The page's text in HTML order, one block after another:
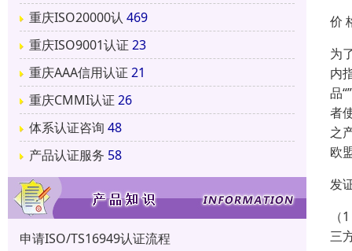
重庆ISO20000认 469
重庆ISO9001认证 23
重庆AAA信用认证 21
重庆CMMI认证 26
体系认证咨询 48
产品认证服务 58
申请ISO/TS16949认证流程
价
为
内
品
者
之
欧
发
三